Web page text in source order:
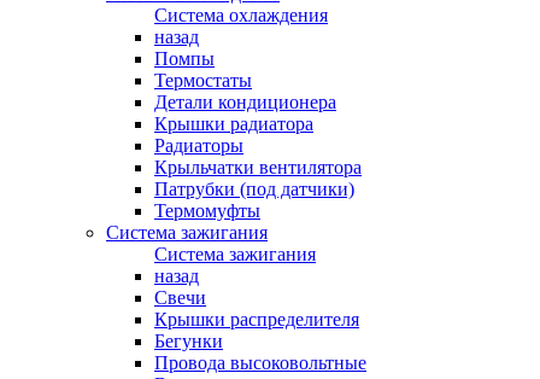
Система охлаждения
назад
Помпы
Термостаты
Детали кондиционера
Крышки радиатора
Радиаторы
Крыльчатки вентилятора
Патрубки (под датчики)
Термомуфты
Система зажигания
Система зажигания
назад
Свечи
Крышки распределителя
Бегунки
Провода высоковольтные